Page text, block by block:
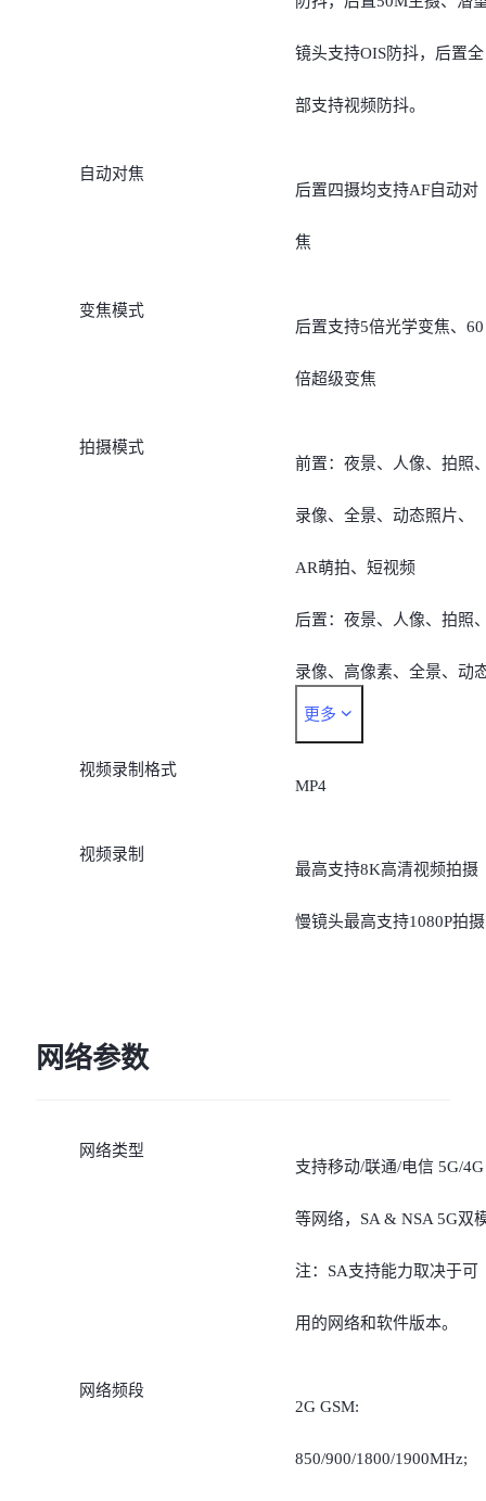
镜头支持OIS防抖，后置全
部支持视频防抖。
自动对焦
后置四摄均支持AF自动对
焦
变焦模式
后置支持5倍光学变焦、60
倍超级变焦
拍摄模式
前置：夜景、人像、拍照
录像、全景、动态照片、
AR萌拍、短视频
后置：夜景、人像、拍照
录像、高像素、全景、动
照片、慢镜头、延时摄影
文档矫正、运动抓拍、星
模式，时光慢门、 双重曝
更多
视频录制格式
MP4
视频录制
最高支持8K高清视频拍摄
慢镜头最高支持1080P拍摄
网络参数
网络类型
支持移动/联通/电信 5G/4G
等网络，SA & NSA 5G双
注：SA支持能力取决于可
用的网络和软件版本。
网络频段
2G GSM:
850/900/1800/1900MHz;